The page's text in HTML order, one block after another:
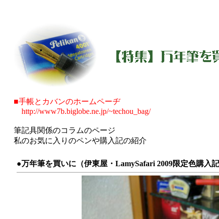
■手帳とカバンのホームペーヂ
http://www7b.biglobe.ne.jp/~techou_bag/
筆記具関係のコラムのページ
私のお気に入りのペンや購入記の紹介
●万年筆を買いに（伊東屋・LamySafari 2009限定色購入